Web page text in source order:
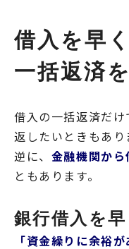
借入を早
一括返済
借入の一括返済だ
返したいときもあり
逆に、 金融機関か
ともあります。
銀行借入を
「資金繰りに余裕